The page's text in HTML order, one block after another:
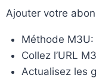
Ajouter votre
Méthode M3U:
Collez l’URL
Actualisez les